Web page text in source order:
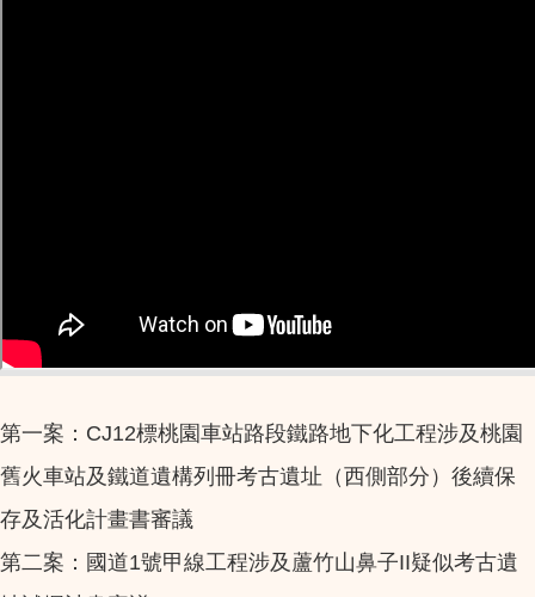
第一案：CJ12標桃園車站路段鐵路地下化工程涉及桃園
舊火車站及鐵道遺構列冊考古遺址（西側部分）後續保
存及活化計畫書審議
第二案：國道1號甲線工程涉及蘆竹山鼻子II疑似考古遺